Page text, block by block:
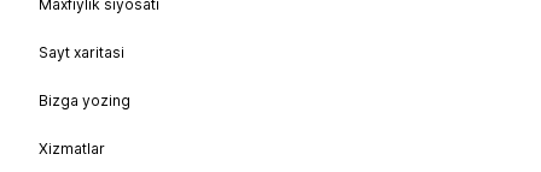
Maxfiylik siyosati
Sayt xaritasi
Bizga yozing
Xizmatlar